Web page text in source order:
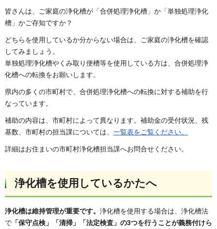
皆さんは、ご家庭の浄化槽が「合併処理浄化槽」か「単独処理浄化
槽」かご存知ですか？
どちらを使用しているか分からない場合は、ご家庭の浄化槽を確認
してみましょう。
単独処理浄化槽やくみ取り便槽等を使用している方は、合併処理浄
化槽への転換をお願いします。
県内の多くの市町村で、合併処理浄化槽への転換に対する補助を行
なっています。
補助の内容は、市町村によって異なります。補助金の受付状況、残
基数、市町村の担当課については、 一覧表をご覧ください。
詳細はお住まいの市町村浄化槽担当課へお問合せください。
浄化槽を使用しているかたへ
浄化槽は維持管理が重要です。 浄化槽を使用する場合は、浄化槽法
で 「保守点検」「清掃」「法定検査」の3つを行うことが義務付けら